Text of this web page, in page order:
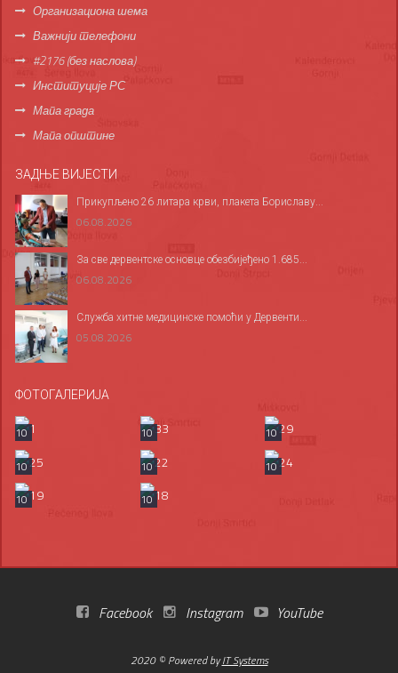
Организациона шема
Важнији телефони
#2176 (без наслова)
Институције РС
Мапа града
Мапа општине
ЗАДЊЕ ВИЈЕСТИ
Прикупљено 26 литара крви, плакета Бориславу...
06.08.2026
За све дервентске основце обезбијеђено 1.685...
06.08.2026
Служба хитне медицинске помоћи у Дервенти...
05.08.2026
ФОТОГАЛЕРИЈА
10 10
10
10
10
10
10
10
Facebook Instagram YouTube
2020 © Powered byIT Systems